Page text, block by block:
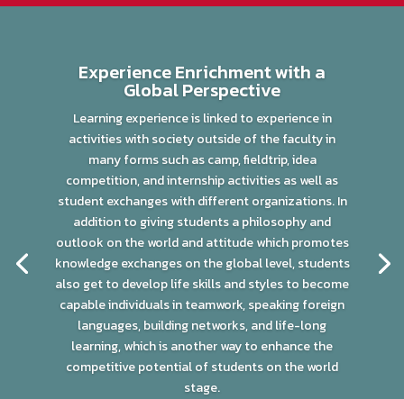
Experience Enrichment with a
Global Perspective
Learning experience is linked to experience in
activities with society outside of the faculty in
many forms such as camp, fieldtrip, idea
competition, and internship activities as well as
student exchanges with different organizations. In
addition to giving students a philosophy and
outlook on the world and attitude which promotes
knowledge exchanges on the global level, students
also get to develop life skills and styles to become
capable individuals in teamwork, speaking foreign
languages, building networks, and life-long
learning, which is another way to enhance the
competitive potential of students on the world
stage.